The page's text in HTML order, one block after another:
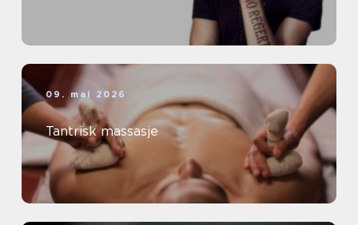
09. mai 2026
Tantrisk massasje